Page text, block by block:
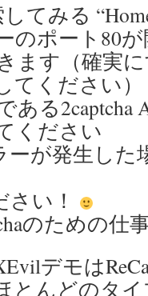
てみる
のポート80
ます（確実
ください）
ある2captcha
ください
ーが発生した
い！
のための仕
デモは
とんどのタ